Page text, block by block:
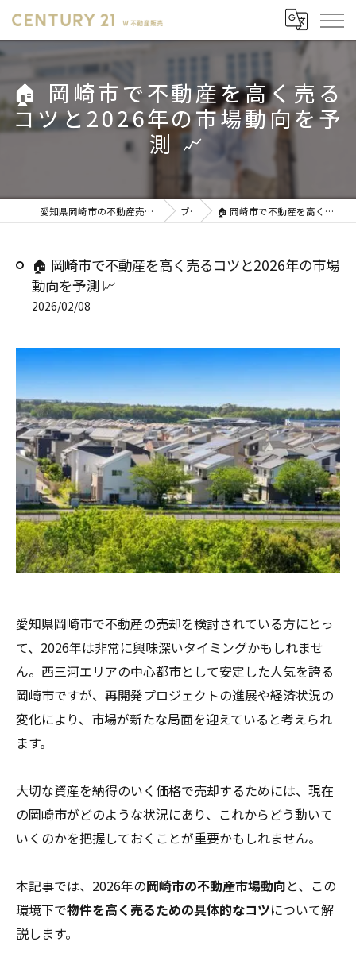
🏠 岡崎市で不動産を高く売る
コツと2026年の市場動向を予
測 📈
愛知県岡崎市の不動産売却ならセンチュリー21 W不動産販売 ブログ 🏠 岡崎市で不動産を高く売るコツと2026年の市場動向を予測 📈
🏠 岡崎市で不動産を高く売るコツと2026年の市場
動向を予測 📈
2026/02/08
愛知県岡崎市で不動産の売却を検討されている方にとっ
て、2026年は非常に興味深いタイミングかもしれませ
ん。西三河エリアの中心都市として安定した人気を誇る
岡崎市ですが、再開発プロジェクトの進展や経済状況の
変化により、市場が新たな局面を迎えていると考えられ
ます。
大切な資産を納得のいく価格で売却するためには、現在
の岡崎市がどのような状況にあり、これからどう動いて
いくのかを把握しておくことが重要かもしれません。
本記事では、2026年の岡崎市の不動産市場動向と、この
環境下で物件を高く売るための具体的なコツについて解
説します。